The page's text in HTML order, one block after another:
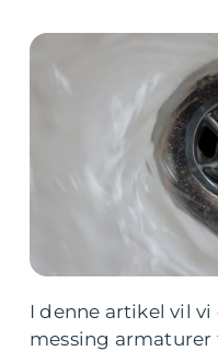
I denne artikel vil
messing